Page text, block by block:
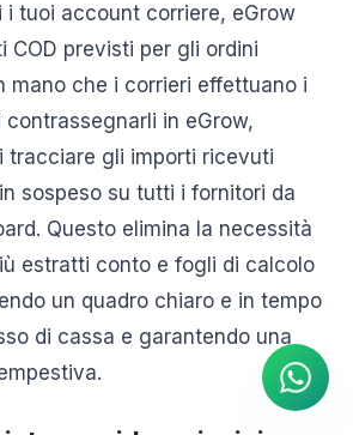
i tuoi account corriere, eGrow
COD previsti per gli ordini
mano che i corrieri effettuano i
in eGrow,
tracciare gli importi ricevuti
sospeso su tutti i fornitori da
Questo elimina la necessità
estratti conto e fogli di calcolo
un quadro chiaro e in tempo
di cassa e garantendo una
Risposte istantanee su
WhatsApp